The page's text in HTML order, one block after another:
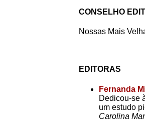
CONSELHO
Nossas Mais
EDITORAS
Fernanda
Dedicou-se
um estudo
Carolina